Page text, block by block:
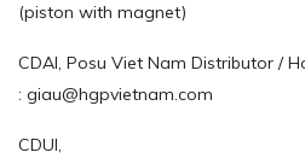
(piston with magnet)
CDAI, Posu Viet Nam Distributor /
: giau@hgpvietnam.com
CDUI,